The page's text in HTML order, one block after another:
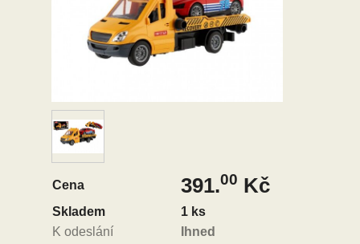
Cena 391.00 Kč
Skladem
1 ks
K odeslání
Ihned